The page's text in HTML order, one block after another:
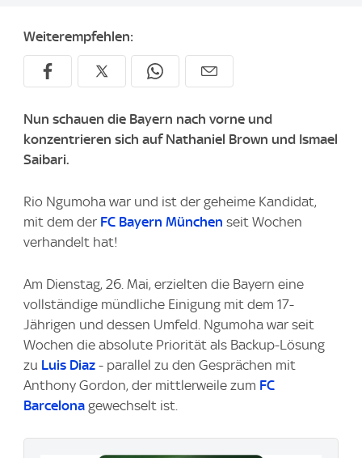
Weiterempfehlen:
Nun schauen die Bayern nach vorne und
konzentrieren sich auf Nathaniel Brown und Ismael
Saibari.
Rio Ngumoha war und ist der geheime Kandidat,
mit dem der FC Bayern München seit Wochen
verhandelt hat!
Am Dienstag, 26. Mai, erzielten die Bayern eine
vollständige mündliche Einigung mit dem 17-
Jährigen und dessen Umfeld. Ngumoha war seit
Wochen die absolute Priorität als Backup-Lösung
zu Luis Diaz - parallel zu den Gesprächen mit
Anthony Gordon, der mittlerweile zum FC
Barcelona gewechselt ist.